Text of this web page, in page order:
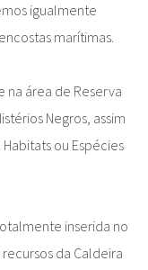
igualmente
marítimas.
na área de Reserva
Negros, assim
ou Espécies
inserida no
da Caldeira